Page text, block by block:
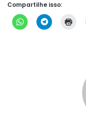
Compartilhe isso: